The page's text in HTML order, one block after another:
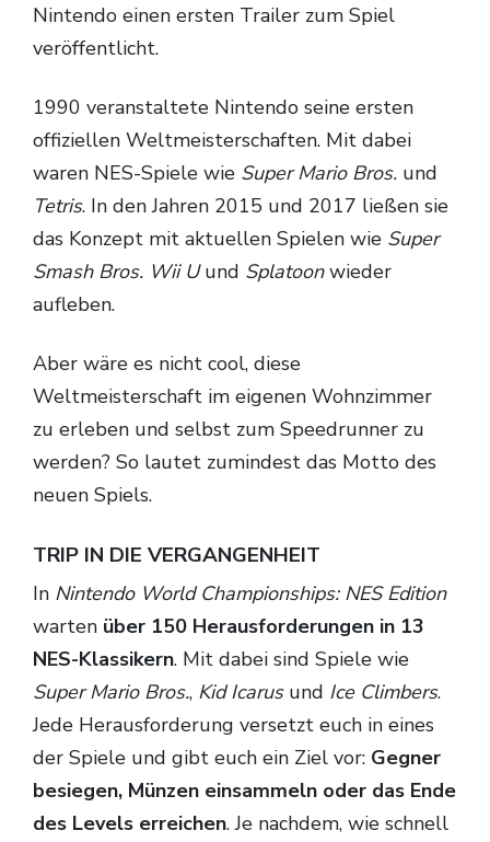
Nintendo einen ersten Trailer zum Spiel
veröffentlicht.
1990 veranstaltete Nintendo seine ersten
offiziellen Weltmeisterschaften. Mit dabei
waren NES-Spiele wie Super Mario Bros. und
Tetris. In den Jahren 2015 und 2017 ließen sie
das Konzept mit aktuellen Spielen wie Super
Smash Bros. Wii Uund Splatoonwieder
aufleben.
Aber wäre es nicht cool, diese
Weltmeisterschaft im eigenen Wohnzimmer
zu erleben und selbst zum Speedrunner zu
werden? So lautet zumindest das Motto des
neuen Spiels.
TRIP IN DIE VERGANGENHEIT
In Nintendo World Championships: NES Edition
warten über 150 Herausforderungen in 13
NES-Klassikern. Mit dabei sind Spiele wie
Super Mario Bros., Kid Icarusund Ice Climbers.
Jede Herausforderung versetzt euch in eines
der Spiele und gibt euch ein Ziel vor: Gegner
besiegen, Münzen einsammeln oder das Ende
des Levels erreichen. Je nachdem, wie schnell